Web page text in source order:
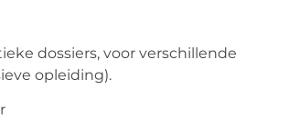
dossiers, voor verschillende
opleiding).